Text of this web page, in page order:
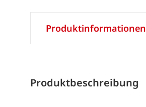
Produktinformationen
Produktbeschreibung